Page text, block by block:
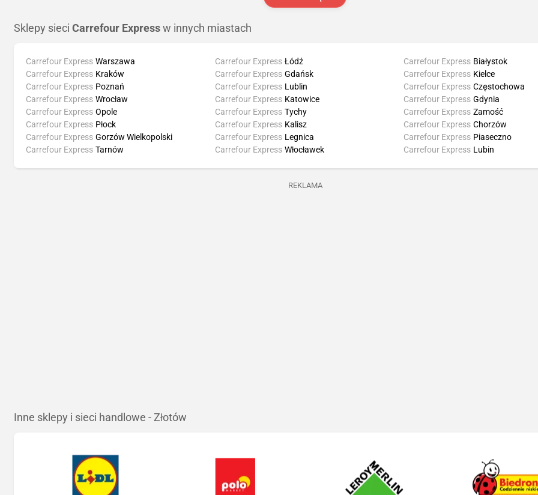
Sklepy sieci Carrefour Express w innych miastach
Carrefour Express Warszawa
Carrefour Express Kraków
Carrefour Express Poznań
Carrefour Express Wrocław
Carrefour Express Łódź
Carrefour Express Gdańsk
Carrefour Express Lublin
Carrefour Express Katowice
Carrefour Express Białystok
Carrefour Express Kielce
Carrefour Express Częstochowa
Carrefour Express Gdynia
Carrefour Express Opole
Carrefour Express Płock
Carrefour Express Gorzów Wielkopolski
Carrefour Express Tarnów
Carrefour Express Tychy
Carrefour Express Kalisz
Carrefour Express Legnica
Carrefour Express Włocławek
Carrefour Express Zamość
Carrefour Express Chorzów
Carrefour Express Piaseczno
Carrefour Express Lubin
REKLAMA
Inne sklepy i sieci handlowe - Złotów